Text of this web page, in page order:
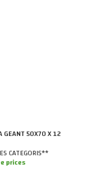
GEANT 50X70 X 12
CATEGORIS**
prices